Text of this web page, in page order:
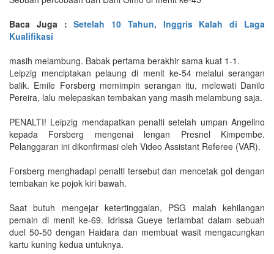
Baca Juga :Setelah 10 Tahun, Inggris Kalah di Laga
Kualifikasi
masih melambung. Babak pertama berakhir sama kuat 1-1.
Leipzig menciptakan pelaung di menit ke-54 melalui serangan
balik. Emile Forsberg memimpin serangan itu, melewati Danilo
Pereira, lalu melepaskan tembakan yang masih melambung saja.
PENALTI! Leipzig mendapatkan penalti setelah umpan Angelino
kepada Forsberg mengenai lengan Presnel Kimpembe.
Pelanggaran ini dikonfirmasi oleh Video Assistant Referee (VAR).
Forsberg menghadapi penalti tersebut dan mencetak gol dengan
tembakan ke pojok kiri bawah.
Saat butuh mengejar ketertinggalan, PSG malah kehilangan
pemain di menit ke-69. Idrissa Gueye terlambat dalam sebuah
duel 50-50 dengan Haidara dan membuat wasit mengacungkan
kartu kuning kedua untuknya.